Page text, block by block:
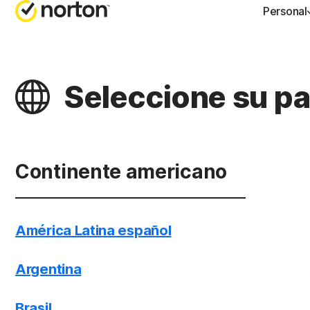
Personal
Seleccione su
Continente americano
América Latina español
Argentina